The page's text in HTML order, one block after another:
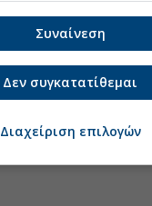
Συναίνεση
Δεν συγκατατίθεμαι
Διαχείριση επιλογών